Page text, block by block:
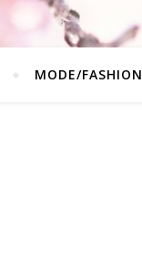
MODE/FASHION